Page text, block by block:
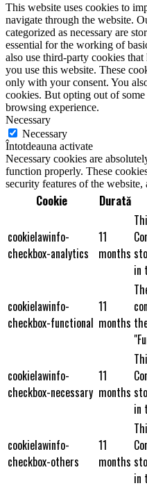
This website uses cookies to
navigate through the website.
categorized as necessary are
essential for the working of
also use third-party cookies
you use this website. These
only with your consent. You
cookies. But opting out of
browsing experience.
Necessary
Necessary
Întotdeauna activate
Necessary cookies are
function properly. These
security features of the website,
Cookie Durată
cookielawinfo-
checkbox-analytics
11
months
in
cookielawinfo-
checkbox-functional
11
months
cookielawinfo-
checkbox-necessary
11
months
in
cookielawinfo-
checkbox-others
11
months
in